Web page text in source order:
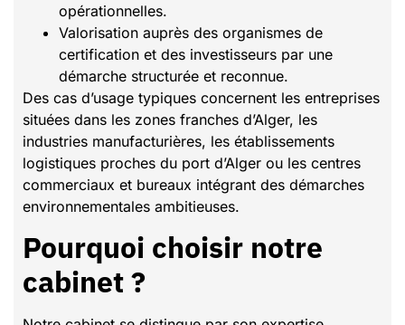
opérationnelles.
Valorisation auprès des organismes de
certification et des investisseurs par une
démarche structurée et reconnue.
Des cas d’usage typiques concernent les entreprises
situées dans les zones franches d’Alger, les
industries manufacturières, les établissements
logistiques proches du port d’Alger ou les centres
commerciaux et bureaux intégrant des démarches
environnementales ambitieuses.
Pourquoi choisir notre
cabinet ?